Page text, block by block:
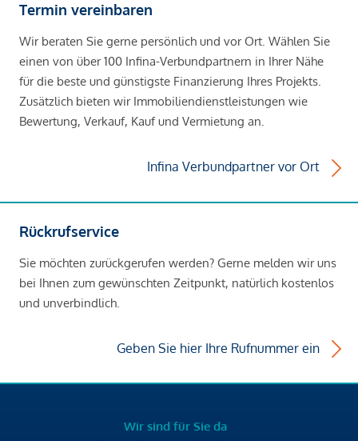
Termin vereinbaren
Wir beraten Sie gerne persönlich und vor Ort. Wählen Sie
einen von über 100 Infina-Verbundpartnern in Ihrer Nähe
für die beste und günstigste Finanzierung Ihres Projekts.
Zusätzlich bieten wir Immobiliendienstleistungen wie
Bewertung, Verkauf, Kauf und Vermietung an.
Infina Verbundpartner vor Ort
Rückrufservice
Sie möchten zurückgerufen werden? Gerne melden wir uns
bei Ihnen zum gewünschten Zeitpunkt, natürlich kostenlos
und unverbindlich.
Geben Sie hier Ihre Rufnummer ein
Wir sind für Sie da